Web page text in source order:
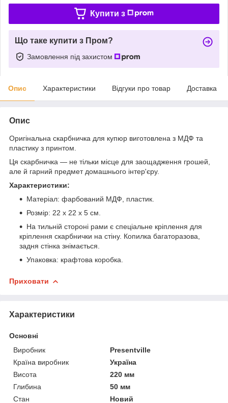
Купити з
Що таке купити з Пром?
Замовлення під захистом
Опис Характеристики Відгуки про товар Доставка
Опис
Оригінальна скарбничка для купюр виготовлена з МДФ та
пластику з принтом.
Ця скарбничка — не тільки місце для заощадження грошей,
але й гарний предмет домашнього інтер'єру.
Характеристики:
Матеріал: фарбований МДФ, пластик.
Розмір: 22 х 22 х 5 см.
На тильній стороні рами є спеціальне кріплення для
кріплення скарбнички на стіну. Копилка багаторазова,
задня стінка знімається.
Упаковка: крафтова коробка.
Приховати
Характеристики
Основні
Виробник
Presentville
Країна виробник
Україна
Висота
220 мм
Глибина
50 мм
Стан
Новий